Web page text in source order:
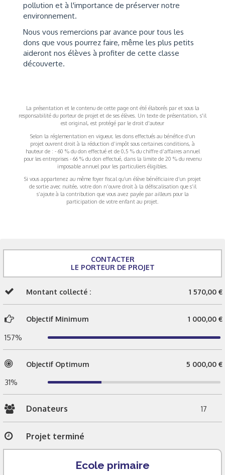
pollution et à l'importance de préserver notre
environnement.
Nous vous remercions par avance pour tous les
dons que vous pourrez faire, même les plus petits
aideront nos élèves à profiter de cette classe
découverte.
La présentation et le contenu de cette page ont été élaborés par et sous la
responsabilité du porteur de projet et de ses élèves. Un texte de présentation, s'il
est original, est protégé par le droit d'auteur
Selon la réglementation en vigueur, les dons effectués au bénéfice d’un
projet ouvrent droit à la réduction d’impôt sous certaines conditions, à
hauteur de : - 60 % du don effectué et de 0,5 % du chiffre d’affaires annuel
pour les entreprises - 66 % du don effectué, dans la limite de 20 % du revenu
imposable annuel pour les particuliers éligibles.
Si vous appartenez au même foyer fiscal qu’un élève bénéficiaire d’un projet
de sortie avec nuitée, votre don n’ouvre droit à la défiscalisation que s’il
s’ajoute à la contribution que vous avez payée par ailleurs pour la
participation de votre enfant au projet.
CONTACTER
LE PORTEUR DE PROJET
Montant collecté : 1 570,00 €
Objectif Minimum 1 000,00 €
157%
Objectif Optimum 5 000,00 €
31%
Donateurs 17
Projet terminé
Ecole primaire